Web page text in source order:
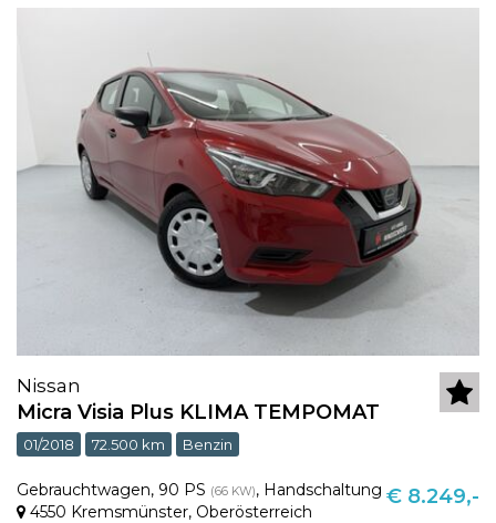
Nissan
Micra Visia Plus KLIMA TEMPOMAT
01/2018 72.500 km Benzin
Gebrauchtwagen, 90 PS (66 KW), Handschaltung
4550 Kremsmünster, Oberösterreich
€ 8.249,-